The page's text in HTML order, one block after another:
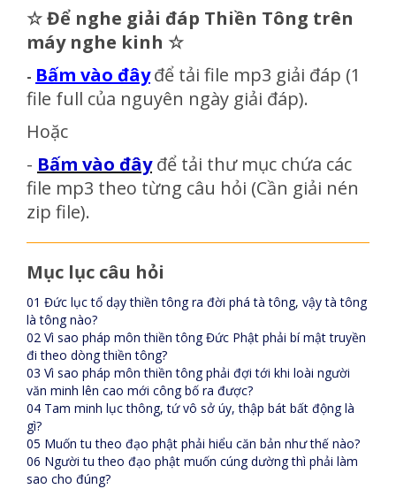
☆Để nghe giải đáp Thiền Tông trên
máy nghe kinh ☆
- Bấm vào đâyđể tải file mp3 giải đáp (1
file full của nguyên ngày giải đáp).
Hoặc
- Bấm vào đâyđể tải thư mục chứa các
file mp3 theo từng câu hỏi (Cần giải nén
zip file).
Mục lục câu hỏi
01 Đức lục tổ dạy thiền tông ra đời phá tà tông, vậy tà tông
là tông nào?
02 Vì sao pháp môn thiền tông Đức Phật phải bí mật truyền
đi theo dòng thiền tông?
03 Vì sao pháp môn thiền tông phải đợi tới khi loài người
văn minh lên cao mới công bố ra được?
04 Tam minh lục thông, tứ vô sở úy, thập bát bất động là
gì?
05 Muốn tu theo đạo phật phải hiểu căn bản như thế nào?
06 Người tu theo đạo phật muốn cúng dường thì phải làm
sao cho đúng?